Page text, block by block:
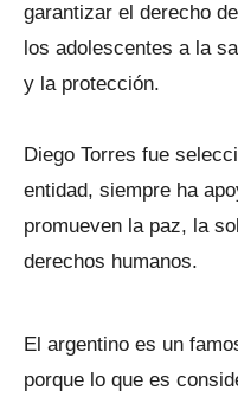
garantizar el derecho
los adolescentes a la
y la protección.
Diego Torres fue
entidad, siempre ha
promueven la paz, la
derechos humanos.
El argentino es un
porque lo que es